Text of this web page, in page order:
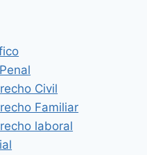
Civil
Familiar
laboral